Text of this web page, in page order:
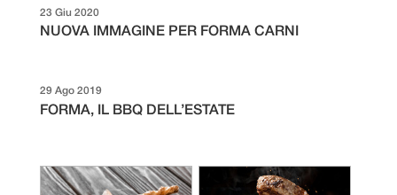
NUOVA IMMAGINE PER FORMA CARNI
23 Giu 2020
FORMA, IL BBQ DELL’ESTATE
29 Ago 2019